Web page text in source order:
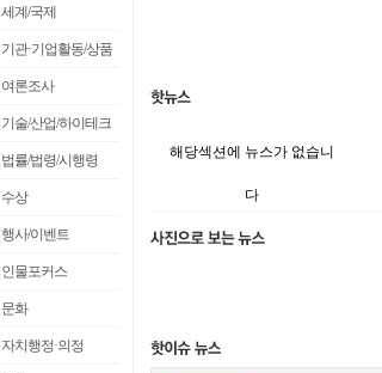
세계/국제
기관·기업활동/상품
여론조사
기술/산업/하이테크
법률/법령/시행령
수상
행사/이벤트
인물포커스
문화
자치행정·의정
해당섹션에 뉴스가 없습니
다